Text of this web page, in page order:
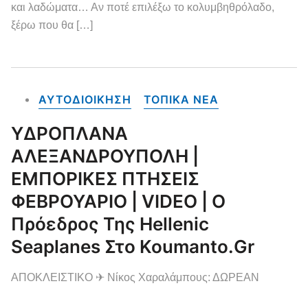
και λαδώματα… Αν ποτέ επιλέξω το κολυμβηθρόλαδο,
ξέρω που θα […]
ΑΥΤΟΔΙΟΙΚΗΣΗ ΤΟΠΙΚΑ NEA
ΥΔΡΟΠΛΑΝΑ
ΑΛΕΞΑΝΔΡΟΥΠΟΛΗ |
ΕΜΠΟΡΙΚΕΣ ΠΤΗΣΕΙΣ
ΦΕΒΡΟΥΑΡΙΟ | VIDEO | Ο
Πρόεδρος Της Hellenic
Seaplanes Στο Koumanto.gr
ΑΠΟΚΛΕΙΣΤΙΚΟ ✈ Νίκος Χαραλάμπους: ΔΩΡΕΑΝ